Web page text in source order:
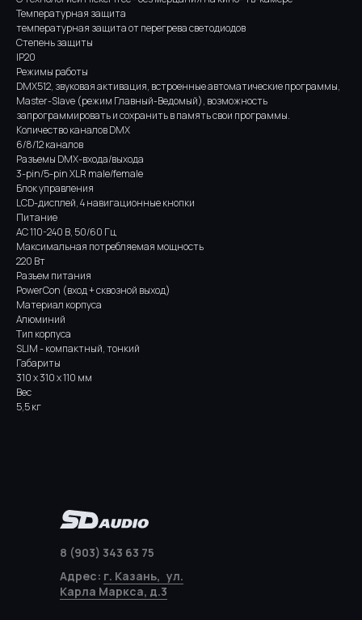
Температурная защита
температурная защита от перегрева светодиодов
Степень защиты
IP20
Режимы работы
DMX512, звуковая активация, встроенные автоматические программы,
Master-Slave (режим Главный-Ведомый), возможность
запрограммировать и сохранить в память свои программы.
Количество каналов DMX
6/8/12 каналов
Разъемы DMX-входа/выхода
3-pin/5-pin XLR male/female
Блок управления
LCD-дисплей, 4 навигационные кнопки
Питание
AC 110-240 В, 50/60 Гц
Максимальная потребляемая мощность
220 Вт
Разъем питания
PowerCon (вход + сквозной выход)
Материал корпуса
Алюминий
Тип корпуса
SLIM - компактный, тонкий
Габариты
310 x 310 x 110 мм
Вес
5,5 кг
8 (903) 343 63 75
Адрес: г. Казань, ул.
Карла Маркса, д.3